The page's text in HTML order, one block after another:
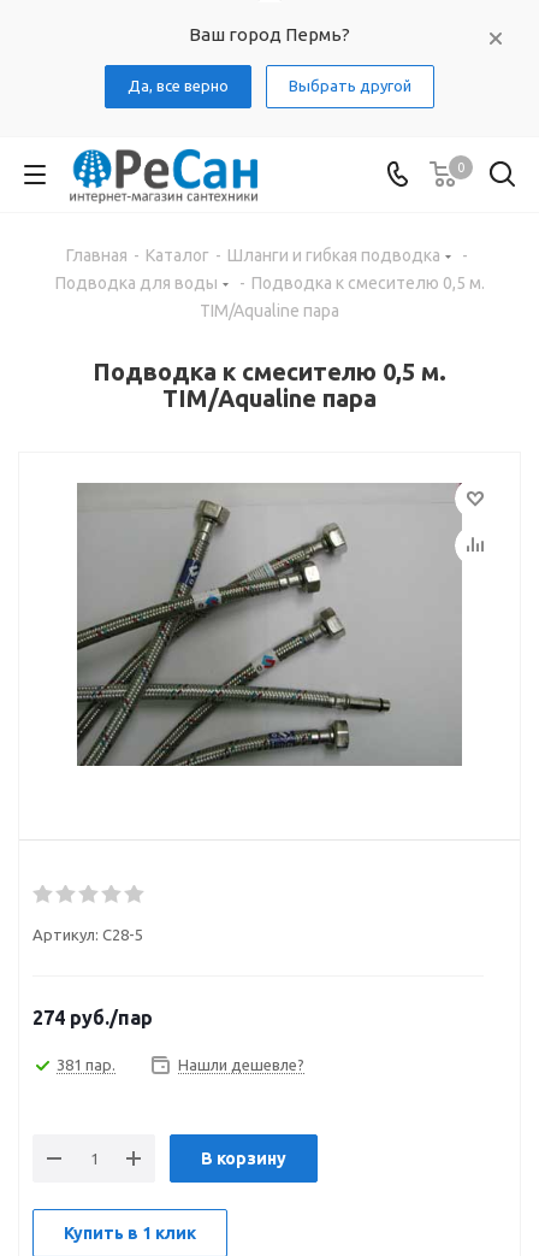
Ваш город Пермь?
Да, все верно Выбрать другой
0
Главная - Каталог - Шланги и гибкая подводка
-
Подводка для воды
- Подводка к смесителю 0,5 м.
TIM/Aqualine пара
Подводка к смесителю 0,5 м.
TIM/Aqualine пара
Артикул: C28-5
274 руб./пар
381 пар. Нашли дешевле?
В корзину
Купить в 1 клик